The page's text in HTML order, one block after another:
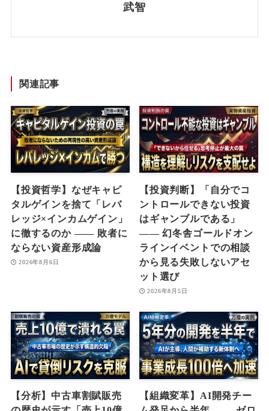
武智
関連記事
【投資哲学】なぜキャピ
タルゲインを捨て「レバ
レッジ×インカムゲイン」
に徹するのか ―― 敗者に
ならない資産形成論
2026年8月6日
【投資判断】「自分でコ
ントロールできない投資
はギャンブルである」
―― 幻冬舎ゴールドオン
ラインイベントでの相談
から見る失敗しないアセ
ット選び
2026年8月5日
【分析】中古車割賦販売
【組織変革】AI開発チー